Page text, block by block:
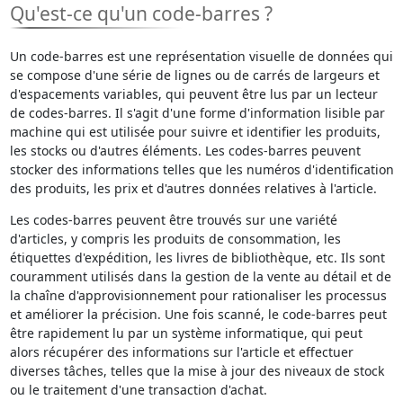
Qu'est-ce qu'un code-barres ?
Un code-barres est une représentation visuelle de données qui
se compose d'une série de lignes ou de carrés de largeurs et
d'espacements variables, qui peuvent être lus par un lecteur
de codes-barres. Il s'agit d'une forme d'information lisible par
machine qui est utilisée pour suivre et identifier les produits,
les stocks ou d'autres éléments. Les codes-barres peuvent
stocker des informations telles que les numéros d'identification
des produits, les prix et d'autres données relatives à l'article.
Les codes-barres peuvent être trouvés sur une variété
d'articles, y compris les produits de consommation, les
étiquettes d'expédition, les livres de bibliothèque, etc. Ils sont
couramment utilisés dans la gestion de la vente au détail et de
la chaîne d'approvisionnement pour rationaliser les processus
et améliorer la précision. Une fois scanné, le code-barres peut
être rapidement lu par un système informatique, qui peut
alors récupérer des informations sur l'article et effectuer
diverses tâches, telles que la mise à jour des niveaux de stock
ou le traitement d'une transaction d'achat.